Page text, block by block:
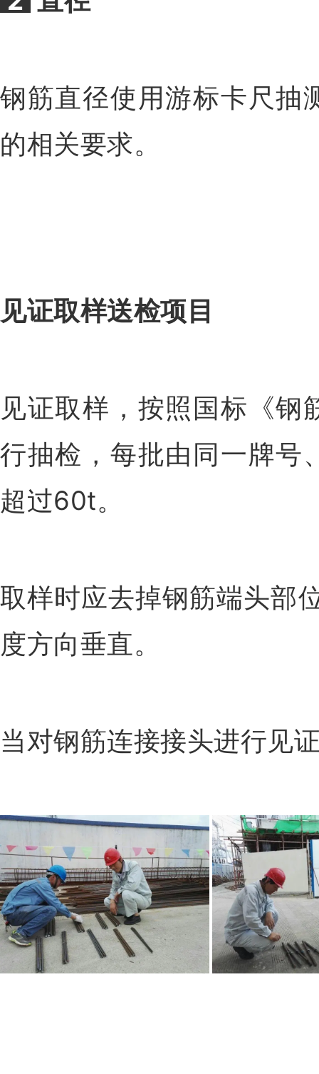
钢筋直径使用游标卡尺抽
的相关要求。
见证取样送检项目
见证取样，按照国标《
行抽检，每批由同一牌号
超过60t。
取样时应去掉钢筋端头部
度方向垂直。
当对钢筋连接接头进行见